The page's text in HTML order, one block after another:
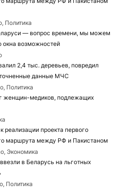
Политика
— вопрос времени, мы можем
окна возможностей
2,4 тыс. деревьев, повредил
данные МЧС
Политика
женщин-медиков, подлежащих
реализации проекта первого
маршрута между РФ и Пакистаном
Экономика
в Беларусь на льготных
Политика